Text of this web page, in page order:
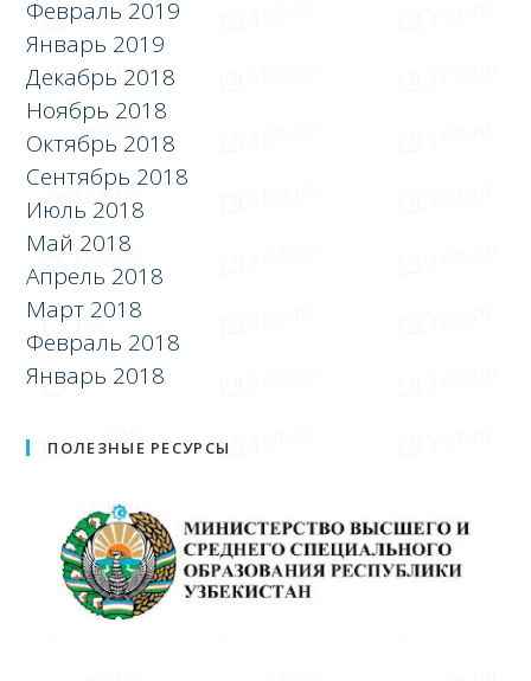
Февраль 2019
Январь 2019
Декабрь 2018
Ноябрь 2018
Октябрь 2018
Сентябрь 2018
Июль 2018
Май 2018
Апрель 2018
Март 2018
Февраль 2018
Январь 2018
ПОЛЕЗНЫЕ РЕСУРСЫ